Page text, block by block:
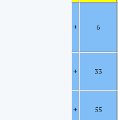
+ 6
+ 33
+ 55